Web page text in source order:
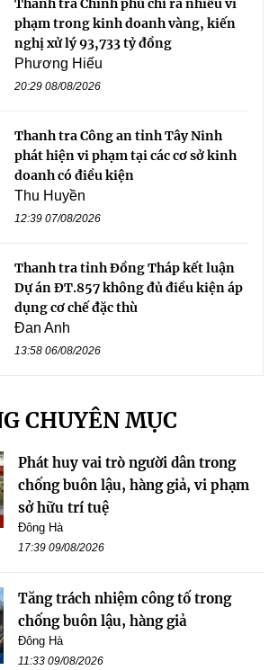
Thanh tra Chính phủ chỉ ra nhiều vi
phạm trong kinh doanh vàng, kiến
nghị xử lý 93,733 tỷ đồng
Phương Hiếu
20:29 08/08/2026
Thanh tra Công an tỉnh Tây Ninh
phát hiện vi phạm tại các cơ sở kinh
doanh có điều kiện
Thu Huyền
12:39 07/08/2026
Thanh tra tỉnh Đồng Tháp kết luận
Dự án ĐT.857 không đủ điều kiện áp
dụng cơ chế đặc thù
Đan Anh
13:58 06/08/2026
CHUYÊN MỤC
Phát huy vai trò người dân trong
chống buôn lậu, hàng giả, vi phạm
sở hữu trí tuệ
Đông Hà
17:39 09/08/2026
Tăng trách nhiệm công tố trong
chống buôn lậu, hàng giả
Đông Hà
11:33 09/08/2026